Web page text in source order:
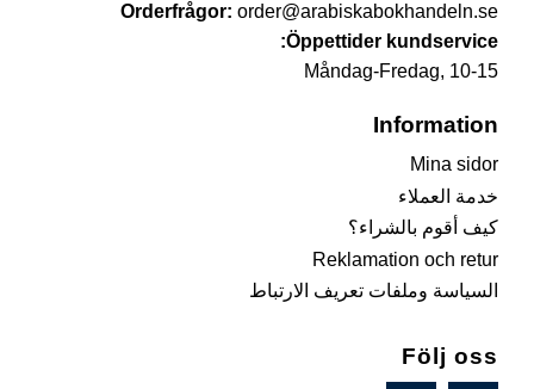
Orderfrågor: order@arabiskabokhandeln.se
Öppettider kundservice:
Måndag-Fredag, 10-15
Information
Mina sidor
خدمة العملاء
كيف أقوم بالشراء؟
Reklamation och retur
السياسة وملفات تعريف الارتباط
Följ oss